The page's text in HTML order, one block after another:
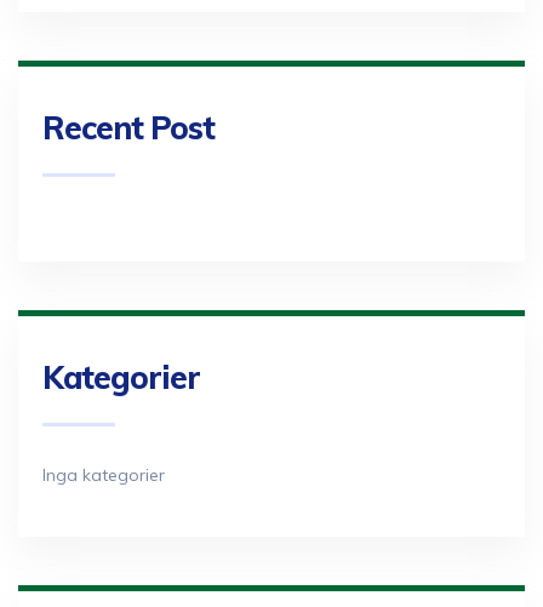
Recent Post
Kategorier
Inga kategorier